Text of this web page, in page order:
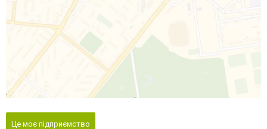
Це моє підприємство